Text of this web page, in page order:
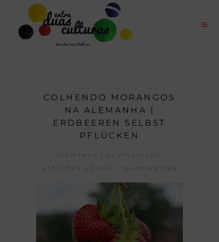
COLHENDO MORANGOS
NA ALEMANHA |
ERDBEEREN SELBST
PFLÜCKEN
ALEMANHA | DEUTSCHLAND
ESTAÇÕES DO ANO | JAHRESZEITEN